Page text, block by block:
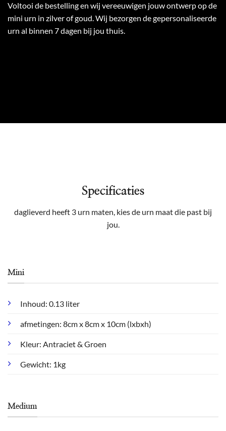
Voltooi de bestelling en wij vereeuwigen jouw ontwerp op de
mini urn in zilver of goud. Wij bezorgen de gepersonaliseerde
urn al binnen 7 dagen bij jou thuis.
Specificaties
daglieverd heeft 3 urn maten, kies de urn maat die past bij
jou.
Mini
Inhoud: 0.13 liter
afmetingen: 8cm x 8cm x 10cm (lxbxh)
Kleur: Antraciet & Groen
Gewicht: 1kg
Medium